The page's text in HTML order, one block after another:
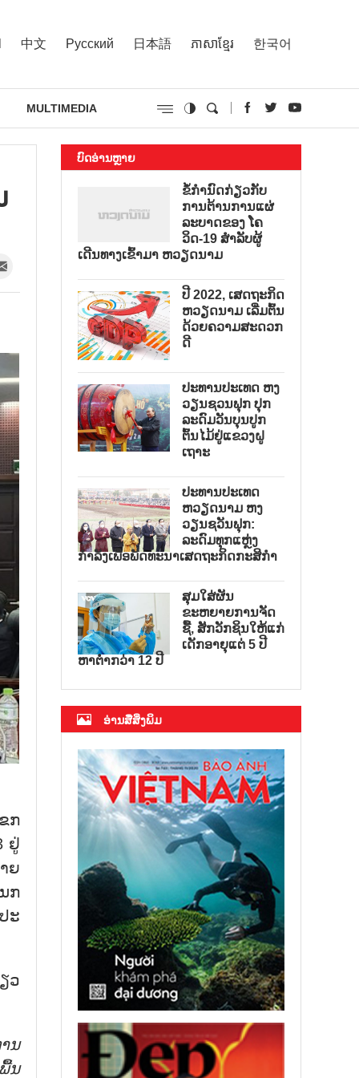
中文 Русский 日本語 ភាសាខ្មែរ 한국어
MULTIMEDIA
ກ
ຢູ່
ຍ
ກ
ະ
ວ
ນ
ນ
ບົດອ່ານຫຼາຍ
ຂໍ້ກຳນົດກ່ຽວກັບ
ການຕ້ານການແຜ່
ລະບາດຂອງ ໂຄ
ວິດ-19 ສຳລັບຜູ້
ເດີນທາງເຂົ້າມາ ຫວຽດນາມ
ປີ 2022, ເສດຖະກິດ
ຫວຽດນາມ ເລີ່ມຕົ້ນ
ດ້ວຍຄວາມສະດວກ
ດີ
ປະທານປະເທດ ຫງ
ວຽນຊວນຟຸກ ປຸກ
ລະດົມວັນບຸນປູກ
ຕົ້ນໄມ້ຢູ່ແຂວງຝູ
ເຖາະ
ປະທານປະເທດ
ຫວຽດນາມ ຫງ
ວຽນຊວັນຟຸກ:
ລະດົມທຸກແຫຼ່ງ
ກຳລັງເພື່ອພັດທະນາເສດຖະກິດກະສິກຳ
ສຸມໃສ່ຜັນ
ຂະຫຍາຍການຈັດ
ຊື້, ສັກວັກຊິນໃຫ້ແກ່
ເດັກອາຍຸແຕ່ 5 ປີ
ຫາຕ່ຳກວ່າ 12 ປີ
ອ່ານສື່ສິ່ງພິມ